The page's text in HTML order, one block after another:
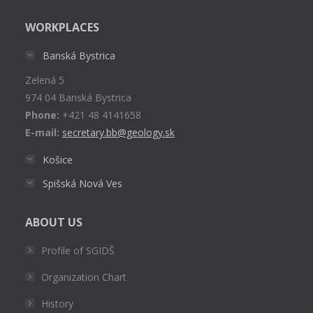
opens
window
WORKPLACES
Banská Bystrica
Zelená 5
974 04 Banská Bystrica
Phone: +421 48 4141658
E-mail: secretary.bb@geology.sk
Košice
Spišská Nová Ves
ABOUT US
Profile of SGIDŠ
Organization Chart
History